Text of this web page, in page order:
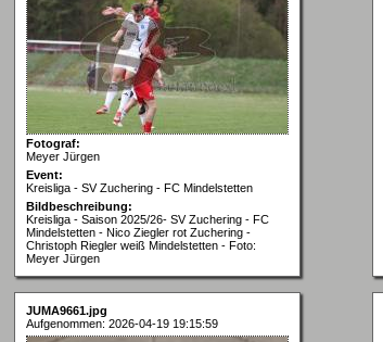
Fotograf:
Meyer Jürgen
Event:
Kreisliga - SV Zuchering - FC Mindelstetten
Bildbeschreibung:
Kreisliga - Saison 2025/26- SV Zuchering - FC
Mindelstetten - Nico Ziegler rot Zuchering -
Christoph Riegler weiß Mindelstetten - Foto:
Meyer Jürgen
JUMA9661.jpg
Aufgenommen: 2026-04-19 19:15:59